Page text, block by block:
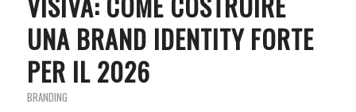
UNA BRAND IDENTITY FORTE
PER IL 2026
BRANDING